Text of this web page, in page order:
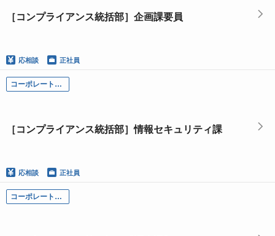
［コンプライアンス統括部］企画課要員
応相談 正社員
コーポレート部門
［コンプライアンス統括部］情報セキュリティ課
応相談 正社員
コーポレート部門